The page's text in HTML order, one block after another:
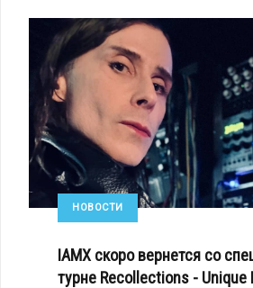
НОВОСТИ
IAMX скоро вернется со
турне Recollections - Unique